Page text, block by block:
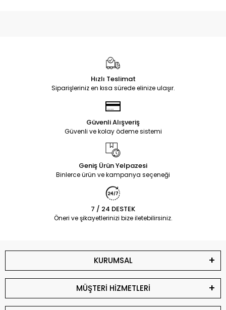
Hızlı Teslimat
Siparişleriniz en kısa sürede elinize ulaşır.
Güvenli Alışveriş
Güvenli ve kolay ödeme sistemi
Geniş Ürün Yelpazesi
Binlerce ürün ve kampanya seçeneği
7 / 24 DESTEK
Öneri ve şikayetlerinizi bize iletebilirsiniz.
KURUMSAL
MÜŞTERİ HİZMETLERİ